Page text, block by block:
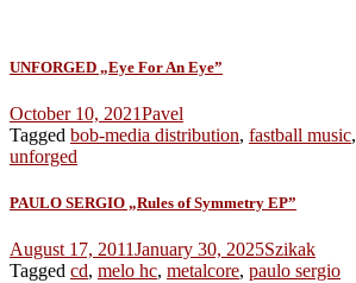
UNFORGED „Eye For An Eye”
October 10, 2021Pavel
Tagged bob-media distribution, fastball music,
unforged
PAULO SERGIO „Rules of Symmetry EP”
August 17, 2011January 30, 2025Szikak
Tagged cd, melo hc, metalcore, paulo sergio